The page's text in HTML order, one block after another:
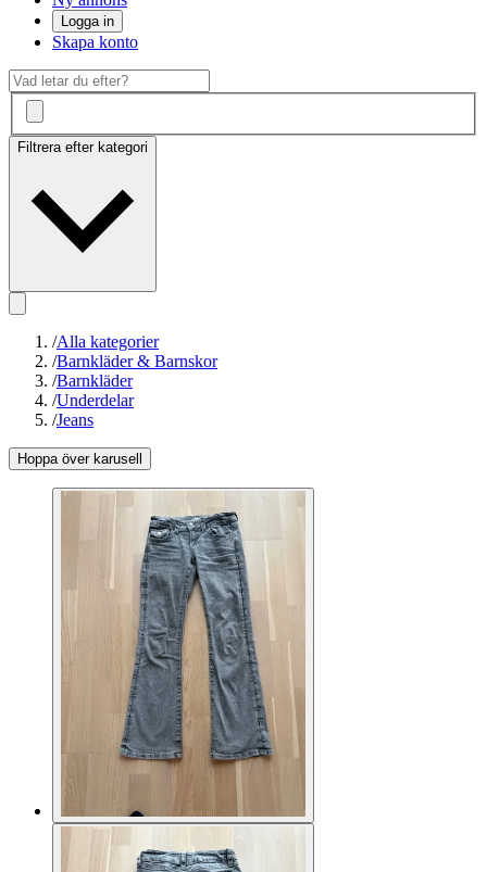
Logga in
Skapa konto
Filtrera efter kategori
/Alla kategorier
/Barnkläder & Barnskor
/Barnkläder
/Underdelar
/Jeans
Hoppa över karusell